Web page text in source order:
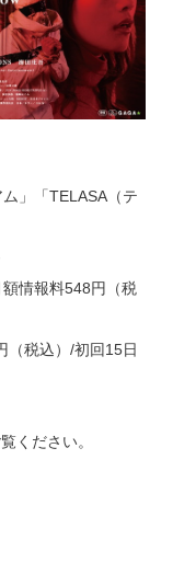
」「TELASA（テ
情報料548円（税
（税込）/初回15日
ください。